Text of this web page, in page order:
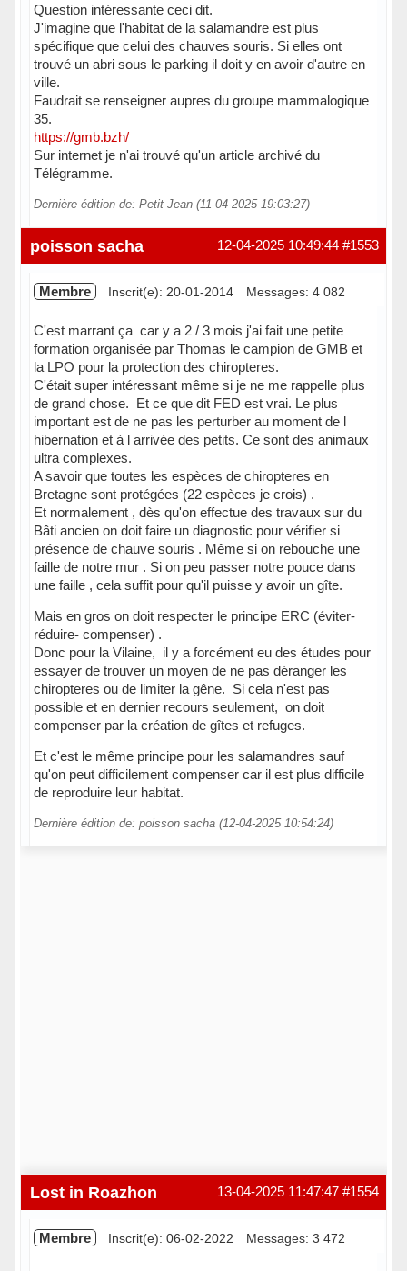
Question intéressante ceci dit.
J'imagine que l'habitat de la salamandre est plus
spécifique que celui des chauves souris. Si elles ont
trouvé un abri sous le parking il doit y en avoir d'autre en
ville.
Faudrait se renseigner aupres du groupe mammalogique
35.
https://gmb.bzh/
Sur internet je n'ai trouvé qu'un article archivé du
Télégramme.
Dernière édition de: Petit Jean (11-04-2025 19:03:27)
Hors ligne #1553
12-04-2025 10:49:44
poisson sacha
Membre Inscrit(e): 20-01-2014 Messages: 4 082
C'est marrant ça car y a 2 / 3 mois j'ai fait une petite
formation organisée par Thomas le campion de GMB et
la LPO pour la protection des chiropteres.
C'était super intéressant même si je ne me rappelle plus
de grand chose. Et ce que dit FED est vrai. Le plus
important est de ne pas les perturber au moment de l
hibernation et à l arrivée des petits. Ce sont des animaux
ultra complexes.
A savoir que toutes les espèces de chiropteres en
Bretagne sont protégées (22 espèces je crois) .
Et normalement , dès qu'on effectue des travaux sur du
Bâti ancien on doit faire un diagnostic pour vérifier si
présence de chauve souris . Même si on rebouche une
faille de notre mur . Si on peu passer notre pouce dans
une faille , cela suffit pour qu'il puisse y avoir un gîte.
Mais en gros on doit respecter le principe ERC (éviter-
réduire- compenser) .
Donc pour la Vilaine, il y a forcément eu des études pour
essayer de trouver un moyen de ne pas déranger les
chiropteres ou de limiter la gêne. Si cela n'est pas
possible et en dernier recours seulement, on doit
compenser par la création de gîtes et refuges.
Et c'est le même principe pour les salamandres sauf
qu'on peut difficilement compenser car il est plus difficile
de reproduire leur habitat.
Dernière édition de: poisson sacha (12-04-2025 10:54:24)
#1554
13-04-2025 11:47:47
Lost in Roazhon
Membre Inscrit(e): 06-02-2022 Messages: 3 472